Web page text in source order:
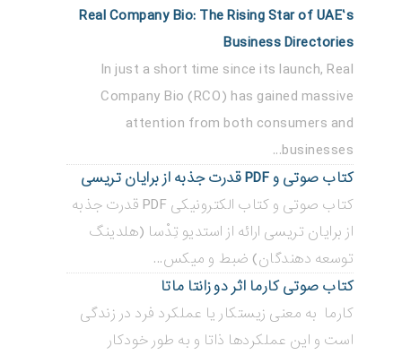
Real Company Bio: The Rising Star of UAE’s
Business Directories
In just a short time since its launch, Real
Company Bio (RCO) has gained massive
attention from both consumers and
businesses...
کتاب صوتی و PDF قدرت جذبه از برایان تریسی
کتاب صوتی و کتاب الکترونیکی PDF قدرت جذبه
از برایان تریسی ارائه از استدیو تِدْسا (هلدینگ
توسعه دهندگان) ضبط و میکس...
کتاب صوتی کارما اثر دو زانتا ماتا
کارما به معنی زیستکار یا عملکرد فرد در زندگی
است و این عملکردها ذاتا و به طور خودکار